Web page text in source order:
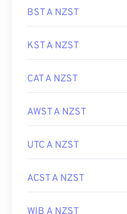
BST A NZST
KST A NZST
CAT A NZST
AWST A NZST
UTC A NZST
ACST A NZST
WIB A NZST